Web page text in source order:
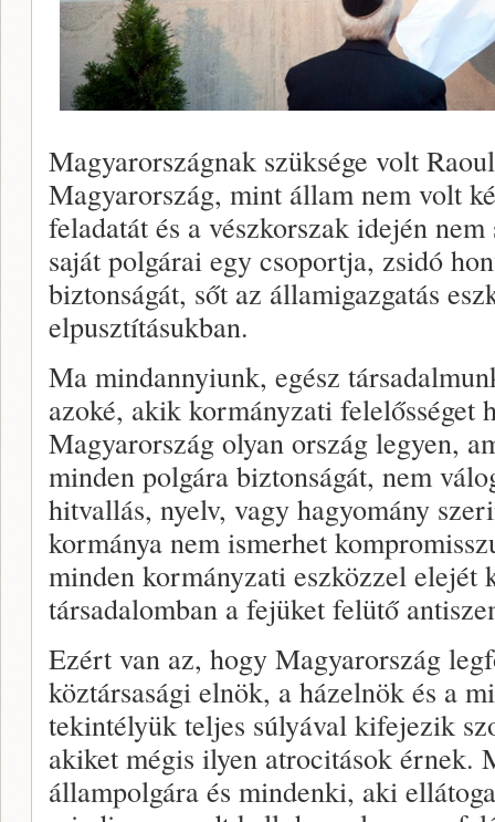
Magyarországnak szüksége volt
Magyarország, mint állam nem volt
feladatát és a vészkorszak idején
saját polgárai egy csoportja, zsidó
biztonságát, sőt az államigazgatás
elpusztításukban.
Ma mindannyiunk, egész
azoké, akik kormányzati felelősséget
Magyarország olyan ország legyen,
minden polgára biztonságát, nem
hitvallás, nyelv, vagy hagyomány
kormánya nem ismerhet
minden kormányzati eszközzel elejét
társadalomban a fejüket felütő
Ezért van az, hogy Magyarország
köztársasági elnök, a házelnök és a
tekintélyük teljes súlyával kifejezik
akiket mégis ilyen atrocitások érnek.
állampolgára és mindenki, aki